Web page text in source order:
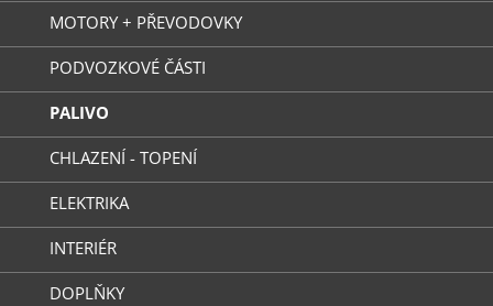
MOTORY + PŘEVODOVKY
PODVOZKOVÉ ČÁSTI
PALIVO
CHLAZENÍ - TOPENÍ
ELEKTRIKA
INTERIÉR
DOPLŇKY